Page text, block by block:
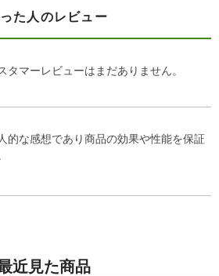
た人のレビュー
タマーレビューはまだありません。
的な感想であり商品の効果や性能を保証
近見た商品